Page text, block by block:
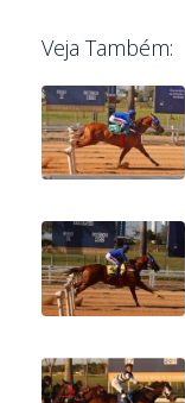
Veja Também: